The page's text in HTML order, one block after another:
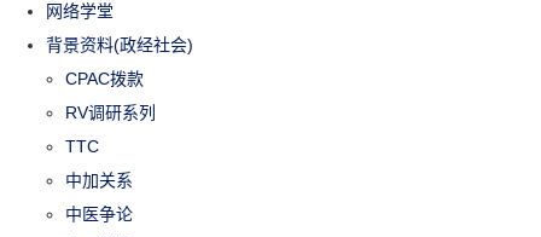
网络学堂
背景资料(政经社会)
CPAC拨款
RV调研系列
TTC
中加关系
中医争论